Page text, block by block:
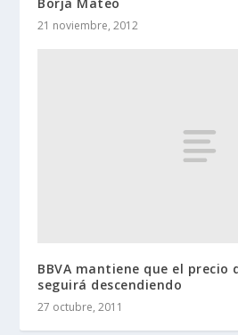
21 noviembre, 2012
BBVA mantiene que el precio
seguirá descendiendo
27 octubre, 2011